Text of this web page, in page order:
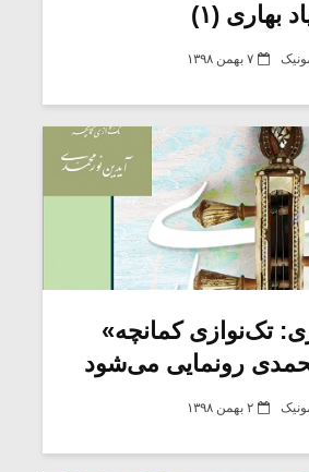
بهاری (۱)
۷ بهمن ۱۳۹۸
تک‌نوازی کمانچه»
رونمایی می‌شود
۲ بهمن ۱۳۹۸